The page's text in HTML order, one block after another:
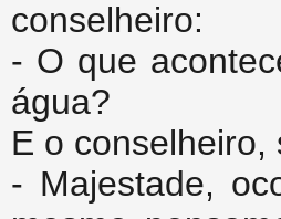
conselheiro:
- O que
água?
E o
- Majestade,